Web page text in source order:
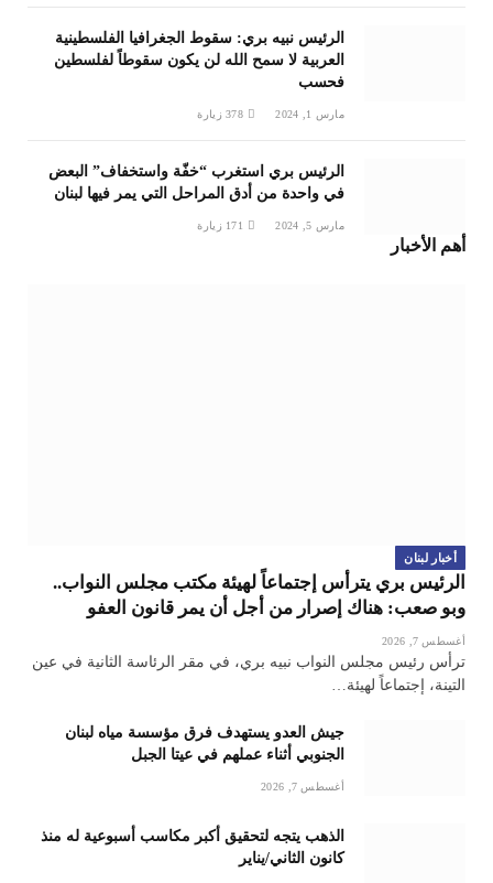
الرئيس نبيه بري: سقوط الجغرافيا الفلسطينية
العربية لا سمح الله لن يكون سقوطاً لفلسطين
فحسب
مارس 1, 2024 378 زيارة
الرئيس بري استغرب “خفّة واستخفاف” البعض
في واحدة من أدق المراحل التي يمر فيها لبنان
مارس 5, 2024 171 زيارة
أهم الأخبار
أخبار لبنان
الرئيس بري يترأس إجتماعاً لهيئة مكتب مجلس النواب..
وبو صعب: هناك إصرار من أجل أن يمر قانون العفو
أغسطس 7, 2026
ترأس رئيس مجلس النواب نبيه بري، في مقر الرئاسة الثانية في عين
التينة، إجتماعاً لهيئة…
جيش العدو يستهدف فرق مؤسسة مياه لبنان
الجنوبي أثناء عملهم في عيتا الجبل
أغسطس 7, 2026
الذهب يتجه لتحقيق أكبر مكاسب أسبوعية له منذ
كانون الثاني/يناير